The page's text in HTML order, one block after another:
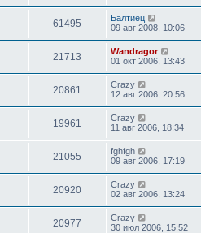
61495
Балтиец
09 авг 2008, 10:06
21713
Wandragor
01 окт 2006, 13:43
20861
Crazy
12 авг 2006, 20:56
19961
Crazy
11 авг 2006, 18:34
21055
fghfgh
09 авг 2006, 17:19
20920
Crazy
02 авг 2006, 13:24
20977
Crazy
30 июл 2006, 15:52